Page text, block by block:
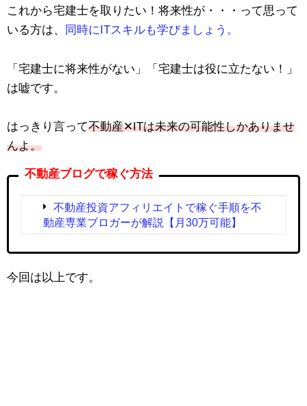
これから宅建士を取りたい！将来性が・・・って思って
いる方は、
同時にITスキルも学びましょう。
「宅建士に将来性がない」「宅建士は役に立たない！」
は嘘です。
はっきり言って不動産✕ITは未来の可能性しかありませ
んよ。
不動産ブログで稼ぐ方法
不動産投資アフィリエイトで稼ぐ手順を不
動産専業ブロガーが解説【月30万可能】
今回は以上です。